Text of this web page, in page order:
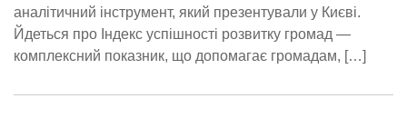
аналітичний інструмент, який презентували у Києві.
Йдеться про Індекс успішності розвитку громад —
комплексний показник, що допомагає громадам, […]